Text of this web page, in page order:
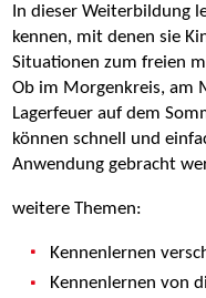
In dieser Weiterbildung
kennen, mit denen sie
Situationen zum freien
Ob im Morgenkreis, am
Lagerfeuer auf dem
können schnell und
Anwendung gebracht
weitere Themen:
Kennenlernen
Kennenlernen von